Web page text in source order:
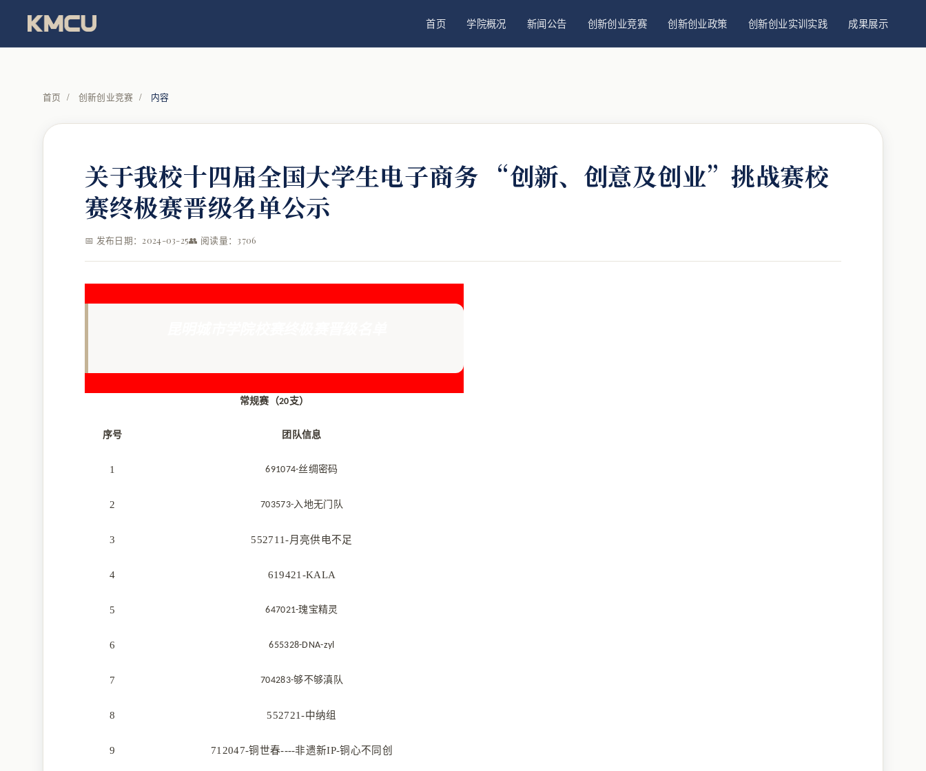
首页 学院概况 新闻公告 创新创业竞赛 创新创业政策 创新创业实训实践 成果展示
首页 / 创新创业竞赛 / 内容
关于我校十四届全国大学生电子商务 “创新、创意及创业”挑战赛校
赛终极赛晋级名单公示
📅 发布日期：2024-03-25👥 阅读量：3706
常规赛（20支）
序号 团队信息
1 691074-丝绸密码
2 703573-入地无门队
3 552711-月亮供电不足
4 619421-KALA
5 647021-瑰宝精灵
6 655328-DNA-zyl
7 704283-够不够滇队
8 552721-中纳组
9 712047-铜世春----非遗新IP-铜心不同创